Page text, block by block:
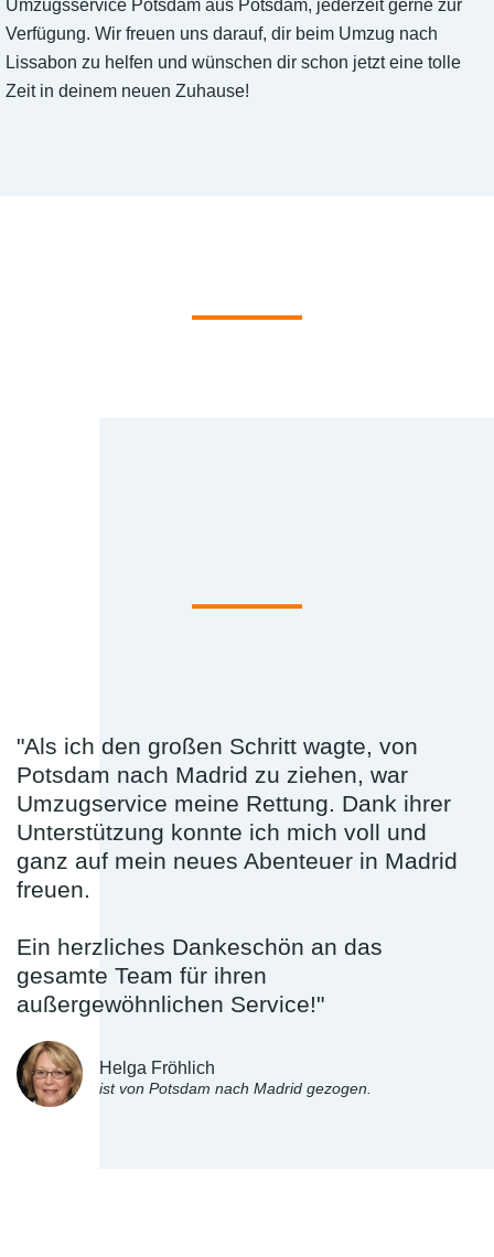
Umzugsservice Potsdam aus Potsdam, jederzeit gerne zur
Verfügung. Wir freuen uns darauf, dir beim Umzug nach
Lissabon zu helfen und wünschen dir schon jetzt eine tolle
Zeit in deinem neuen Zuhause!
"Als ich den großen Schritt wagte, von
Potsdam nach Madrid zu ziehen, war
Umzugservice meine Rettung. Dank ihrer
Unterstützung konnte ich mich voll und
ganz auf mein neues Abenteuer in Madrid
freuen.
Ein herzliches Dankeschön an das
gesamte Team für ihren
außergewöhnlichen Service!"
Helga Fröhlich
ist von Potsdam nach Madrid gezogen.